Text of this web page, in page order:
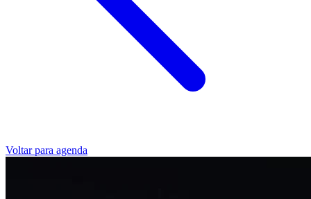
Voltar para agenda